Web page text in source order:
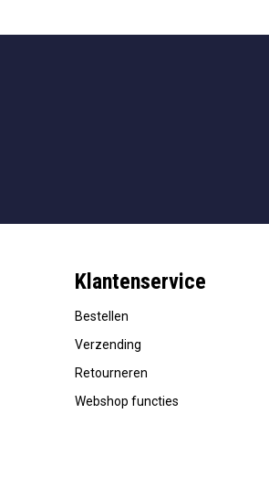
Klantenservice
Bestellen
Verzending
Retourneren
Webshop functies